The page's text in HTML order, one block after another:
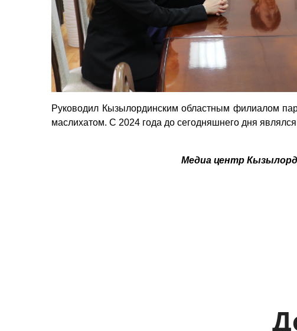
Руководил Кызылординским областным филиалом
маслихатом. С 2024 года до сегодняшнего дня
Медиа центр